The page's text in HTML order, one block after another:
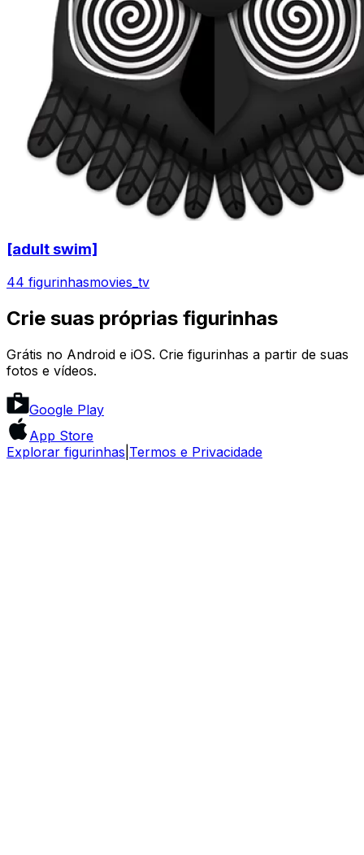
[adult swim]
44 figurinhasmovies_tv
Crie suas próprias figurinhas
Grátis no Android e iOS. Crie figurinhas a partir de suas
fotos e vídeos.
Google Play
App Store
Explorar figurinhas Termos e Privacidade